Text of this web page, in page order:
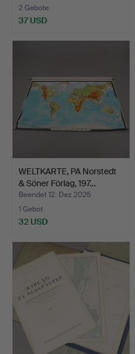
2 Gebote
37 USD
WELTKARTE, PA Norstedt
& Söner Förlag, 197…
Beendet 12. Dez 2025
1 Gebot
32 USD